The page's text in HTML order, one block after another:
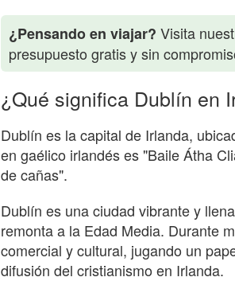
¿Pensando en viajar? Visita
presupuesto gratis y sin
¿Qué significa Dublín en
Dublín es la capital de Irlanda,
en gaélico irlandés es "Baile Átha
de cañas".
Dublín es una ciudad vibrante y
remonta a la Edad Media. Durante
comercial y cultural, jugando un
difusión del cristianismo en Irlanda.